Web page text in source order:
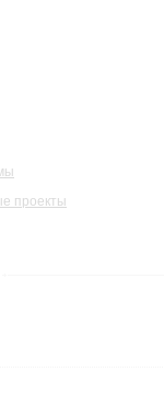
проекты